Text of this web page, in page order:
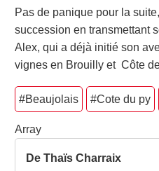
Pas de panique pour la
succession en transmettant
Alex, qui a déjà initié son
vignes en Brouilly et Côte
#Beaujolais #Cote du py
Array
De Thaïs Charraix